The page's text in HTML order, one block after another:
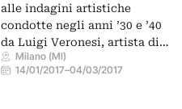
alle indagini artistiche
condotte negli anni ’30 e ’40
da Luigi Veronesi, artista di…
Milano (MI)
14/01/2017–04/03/2017